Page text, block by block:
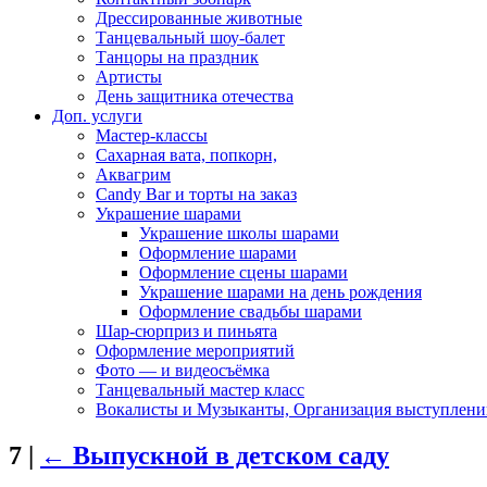
Дрессированные животные
Танцевальный шоу-балет
Танцоры на праздник
Артисты
День защитника отечества
Доп. услуги
Мастер-классы
Сахарная вата, попкорн,
Аквагрим
Candy Bar и торты на заказ
Украшение шарами
Украшение школы шарами
Оформление шарами
Оформление сцены шарами
Украшение шарами на день рождения
Оформление свадьбы шарами
Шар-сюрприз и пиньята
Оформление мероприятий
Фото — и видеосъёмка
Танцевальный мастер класс
Вокалисты и Музыканты, Организация
7 | ← Выпускной в детском саду